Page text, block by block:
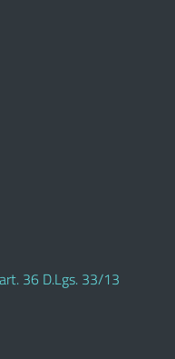
36 D.Lgs. 33/13